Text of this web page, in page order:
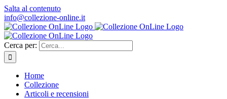
Salta al contenuto
info@collezione-online.it
Cerca per:
Home
Collezione
Articoli e recensioni